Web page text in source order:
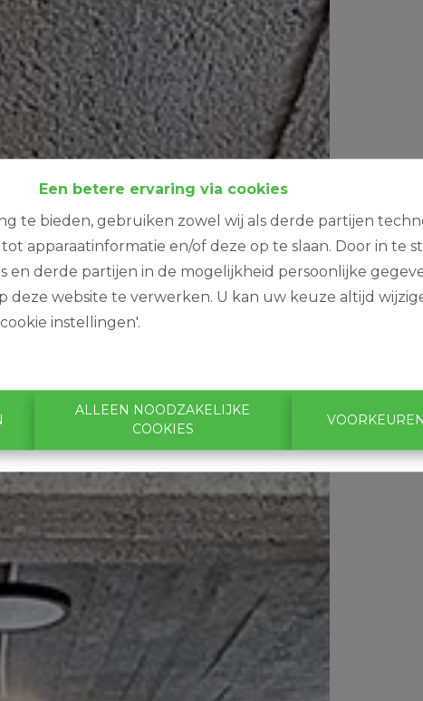
Een betere ervaring via cookies
te bieden, gebruiken zowel wij als derde partijen
apparaatinformatie en/of deze op te slaan. Door in te
en derde partijen in de mogelijkheid persoonlijke
deze website te verwerken. U kan uw keuze altijd
instellingen'.
ALLEEN NOODZAKELIJKE
COOKIES